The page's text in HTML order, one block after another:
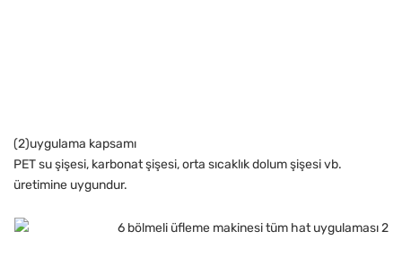
(2)uygulama kapsamı
PET su şişesi, karbonat şişesi, orta sıcaklık dolum şişesi vb.
üretimine uygundur.